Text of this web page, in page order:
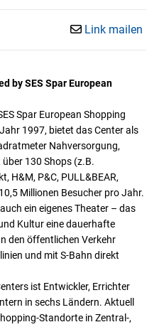
Link mailen
by SES Spar European
Spar European Shopping
1997, bietet das Center als
Nahversorgung,
130 Shops (z.B.
H&M, P&C, PULL&BEAR,
Millionen Besucher pro Jahr.
ein eigenes Theater – das
Kultur eine dauerhafte
den öffentlichen Verkehr
und mit S-Bahn direkt
ist Entwickler, Errichter
in sechs Ländern. Aktuell
Standorte in Zentral-,